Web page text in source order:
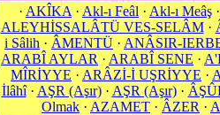
· AKÎKA · Akl-ı Feâl · Akl-ı Meâş ·
ALEYHİSSALÂTÜ VES-SELÂM·
i Sâlih · ÂMENTÜ · ANÂSIR-
ARABÎ AYLAR · ARABÎ SENE ·
MÎRİYYE · ARÂZİ-İ UŞRİYYE ·
İlâhî· AŞR (Aşır)· AŞR (Aşır)·
Olmak · AZAMET · ÂZER ·